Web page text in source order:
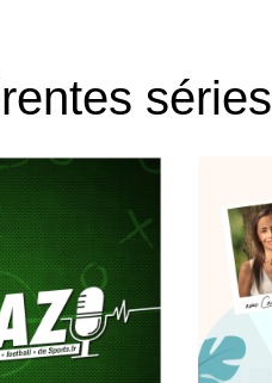
séries